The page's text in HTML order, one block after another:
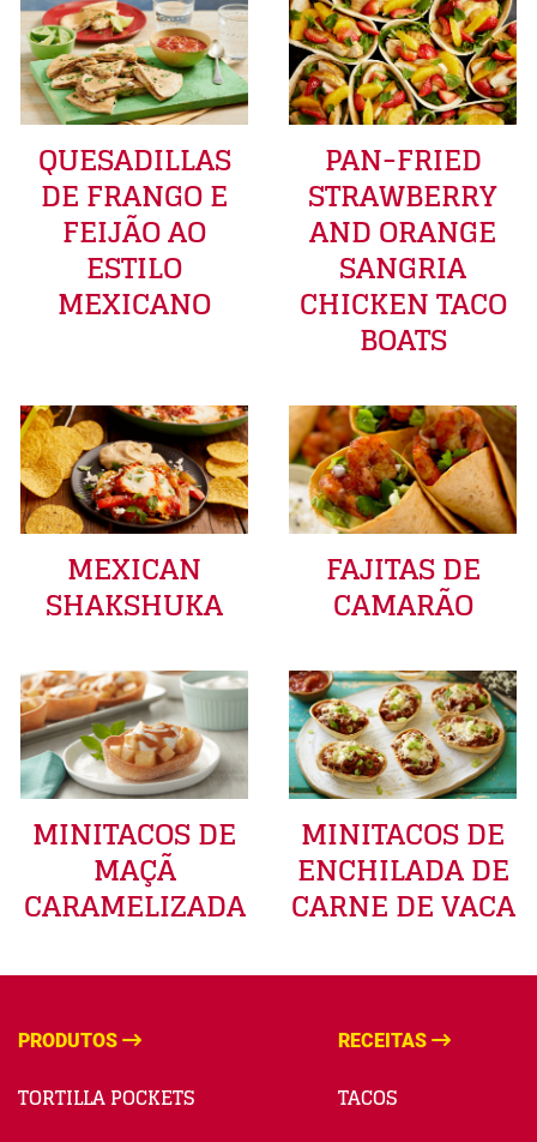
QUESADILLAS
DE FRANGO E
FEIJÃO AO
ESTILO
MEXICANO
PAN-FRIED
STRAWBERRY
AND ORANGE
SANGRIA
CHICKEN TACO
BOATS
MEXICAN
SHAKSHUKA
FAJITAS DE
CAMARÃO
MINITACOS DE
MAÇÃ
CARAMELIZADA
MINITACOS DE
ENCHILADA DE
CARNE DE VACA
PRODUTOS
TORTILLA POCKETS
RECEITAS
TACOS